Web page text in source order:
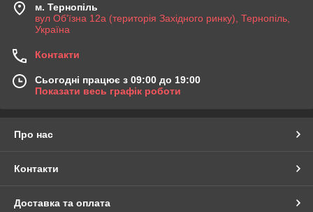
м. Тернопіль
вул Об'їзна 12а (територія Західного ринку), Тернопіль,
Україна
Контакти
Сьогодні працює з 09:00 до 19:00
Показати весь графік роботи
Про нас
Контакти
Доставка та оплата